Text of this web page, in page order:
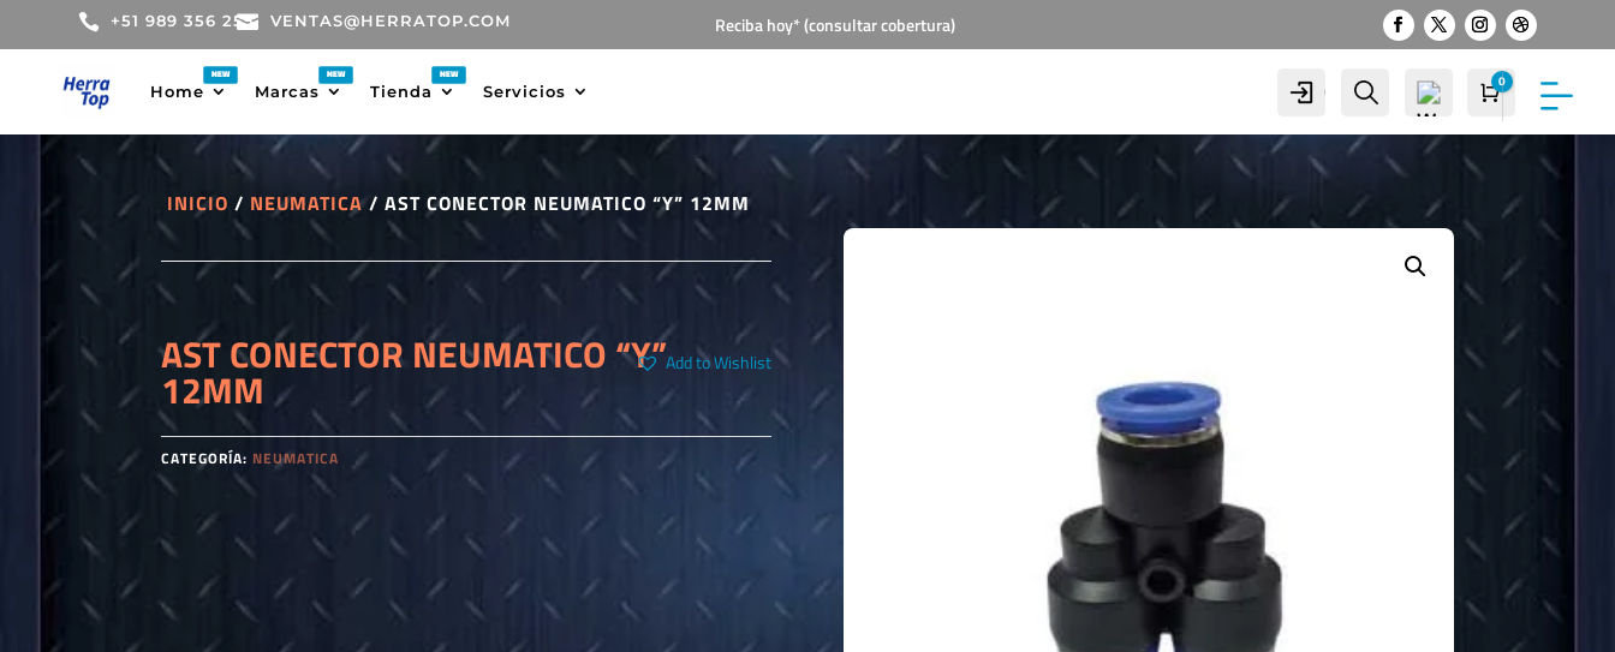
 +51 989 356 255
 VENTAS@HERRATOP.COM Reciba hoy* (consultar cobertura)
Home Marcas Tienda Servicios Cuenta Buscar Carro
0 S/0.00
INICIO / NEUMATICA/ AST CONECTOR NEUMATICO “Y” 12MM
AST CONECTOR NEUMATICO “Y”
12MM
Add to Wishlist
CATEGORÍA: NEUMATICA